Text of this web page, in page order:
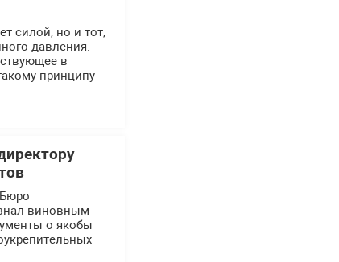
силой, но и тот,
давления.
в
принципу
виновным
о якобы